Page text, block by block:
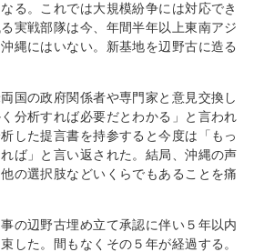
る。これでは大規模紛争には対応でき
実戦部隊は今、年間半年以上東南アジ
縄にはいない。新基地を辺野古に造る
国の政府関係者や専門家と意見交換し
く分析すれば必要だとわかる」と言われ
した提言書を持参すると今度は「もっ
ば」と言い返された。結局、沖縄の声
の選択肢などいくらでもあることを痛
の辺野古埋め立て承認に伴い５年以内
した。間もなくその５年が経過する。